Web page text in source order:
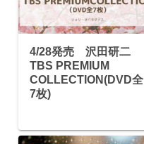
4/28発売 沢田研二
TBS PREMIUM
COLLECTION(DVD全
7枚)